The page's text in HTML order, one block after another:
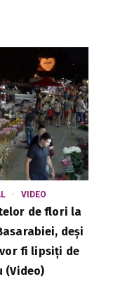
VIDEO
de flori la
deși
fi lipsiți de
(Video)